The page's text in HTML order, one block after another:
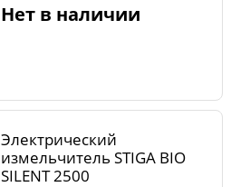
Нет в наличии
Электрический
измельчитель STIGA BIO
SILENT 2500